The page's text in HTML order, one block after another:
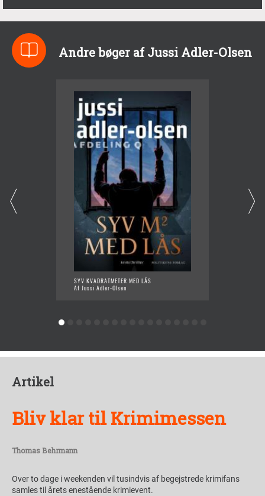
Andre bøger af Jussi Adler-Olsen
SYV KVADRATMETER MED LÅS
Af Jussi Adler-Olsen
Artikel
Bliv klar til Krimimessen
Thomas Behrmann
Over to dage i weekenden vil tusindvis af begejstrede krimifans
samles til årets enestående krimievent.